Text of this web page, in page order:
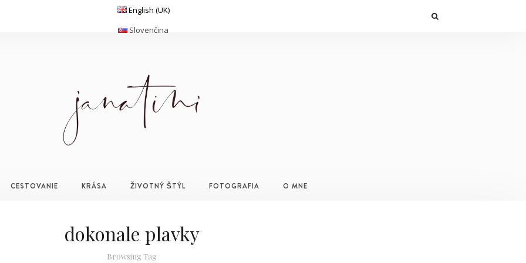
English (UK)
Slovenčina
CESTOVANIE KRÁSA ŽIVOTNÝ ŠTÝL FOTOGRAFIA O MNE
dokonale plavky
Browsing Tag